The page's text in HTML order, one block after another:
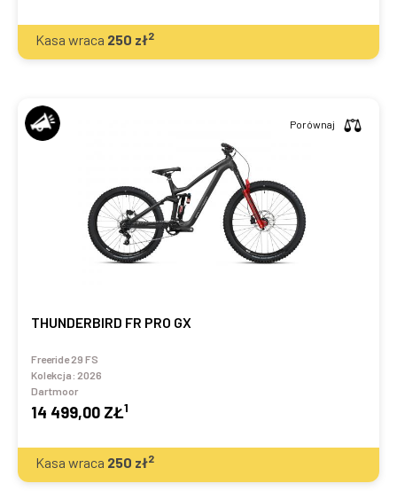
Kasa wraca 250 zł2
THUNDERBIRD FR PRO GX
Freeride 29 FS
Kolekcja: 2026
Dartmoor
14 499,00 ZŁ1
Porównaj
Kasa wraca 250 zł2